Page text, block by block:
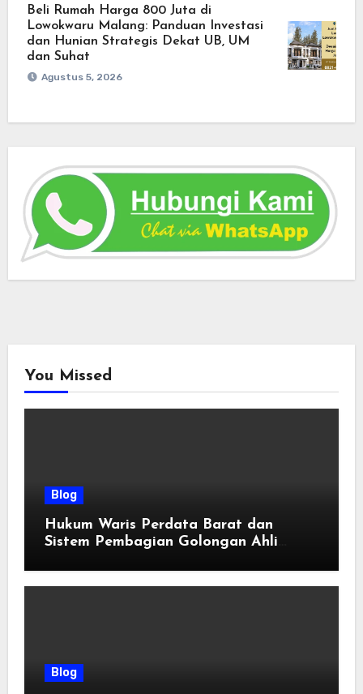
Beli Rumah Harga 800 Juta di
Lowokwaru Malang: Panduan Investasi
dan Hunian Strategis Dekat UB, UM
dan Suhat
Agustus 5, 2026
You Missed
Blog
Hukum Waris Perdata Barat dan
Sistem Pembagian Golongan Ahli
Blog